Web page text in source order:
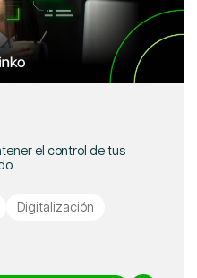
el control de tus
Digitalización